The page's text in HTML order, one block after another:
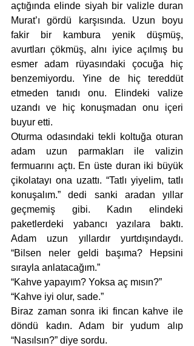
açtığında elinde siyah bir valizle duran
Murat’ı gördü karşısında. Uzun boyu
fakir bir kambura yenik düşmüş,
avurtları çökmüş, alnı iyice açılmış bu
esmer adam rüyasındaki çocuğa hiç
benzemiyordu. Yine de hiç tereddüt
etmeden tanıdı onu. Elindeki valize
uzandı ve hiç konuşmadan onu içeri
buyur etti.
Oturma odasındaki tekli koltuğa oturan
adam uzun parmakları ile valizin
fermuarını açtı. En üste duran iki büyük
çikolatayı ona uzattı. “Tatlı yiyelim, tatlı
konuşalım.” dedi sanki aradan yıllar
geçmemiş gibi. Kadın elindeki
paketlerdeki yabancı yazılara baktı.
Adam uzun yıllardır yurtdışındaydı.
“Bilsen neler geldi başıma? Hepsini
sırayla anlatacağım.”
“Kahve yapayım? Yoksa aç mısın?”
“Kahve iyi olur, sade.”
Biraz zaman sonra iki fincan kahve ile
döndü kadın. Adam bir yudum alıp
“Nasılsın?” diye sordu.